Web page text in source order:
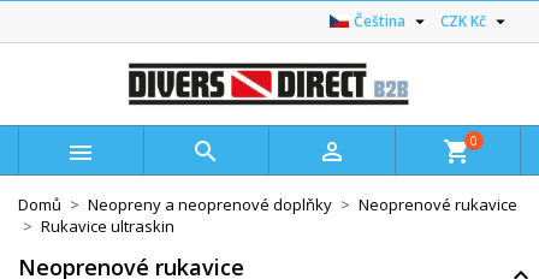
CZK Kč 
Čeština 
   shopping_cart0
Domů Neopreny a neoprenové doplňky
Neoprenové rukavice
Rukavice ultraskin
Neoprenové rukavice